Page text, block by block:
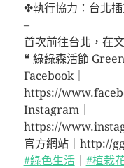
✤執行協力：台北
–
首次前往台北，在
❝ 綠綠森活節
Facebook｜
https://
Instagram｜
https://
官方網站｜http://
#綠色生活｜ #植栽